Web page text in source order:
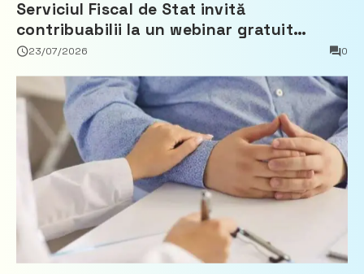
Serviciul Fiscal de Stat invită
contribuabilii la un webinar gratuit
privind calculul impozitului pe bunurile
23/07/2026 0